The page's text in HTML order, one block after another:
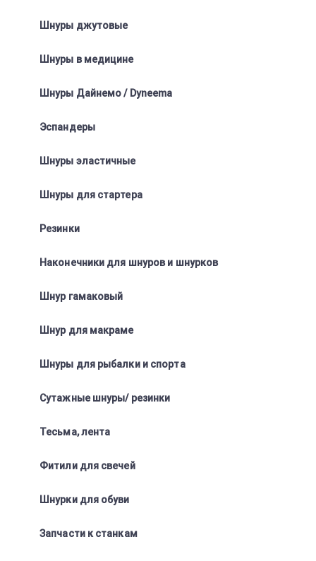
Шнуры джутовые
Шнуры в медицине
Шнуры Дайнемо / Dyneema
Эспандеры
Шнуры эластичные
Шнуры для стартера
Резинки
Наконечники для шнуров и шнурков
Шнур гамаковый
Шнур для макраме
Шнуры для рыбалки и спорта
Сутажные шнуры/ резинки
Тесьма, лента
Фитили для свечей
Шнурки для обуви
Запчасти к станкам